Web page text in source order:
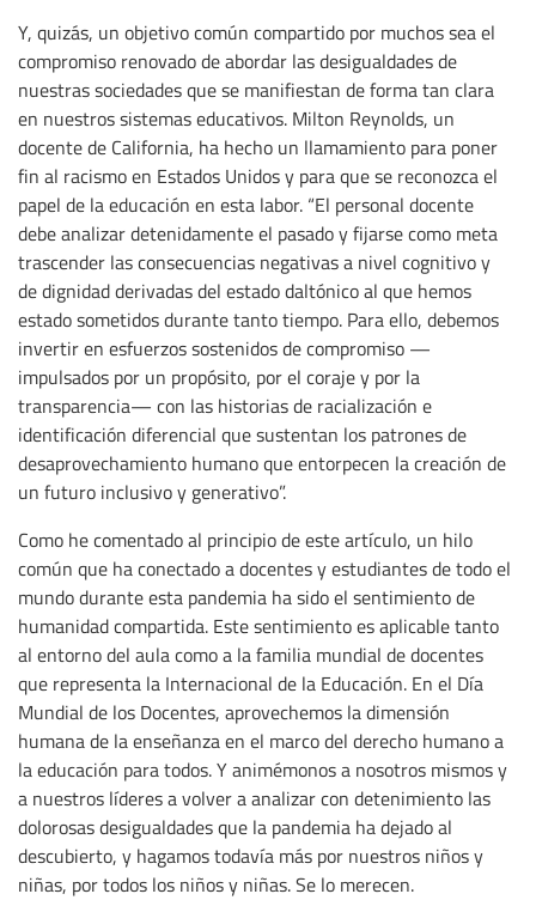
Y, quizás, un objetivo común compartido por muchos sea el
compromiso renovado de abordar las desigualdades de
nuestras sociedades que se manifiestan de forma tan clara
en nuestros sistemas educativos. Milton Reynolds, un
docente de California, ha hecho un llamamiento para poner
fin al racismo en Estados Unidos y para que se reconozca el
papel de la educación en esta labor. “El personal docente
debe analizar detenidamente el pasado y fijarse como meta
trascender las consecuencias negativas a nivel cognitivo y
de dignidad derivadas del estado daltónico al que hemos
estado sometidos durante tanto tiempo. Para ello, debemos
invertir en esfuerzos sostenidos de compromiso —
impulsados por un propósito, por el coraje y por la
transparencia— con las historias de racialización e
identificación diferencial que sustentan los patrones de
desaprovechamiento humano que entorpecen la creación de
un futuro inclusivo y generativo”.
Como he comentado al principio de este artículo, un hilo
común que ha conectado a docentes y estudiantes de todo el
mundo durante esta pandemia ha sido el sentimiento de
humanidad compartida. Este sentimiento es aplicable tanto
al entorno del aula como a la familia mundial de docentes
que representa la Internacional de la Educación. En el Día
Mundial de los Docentes, aprovechemos la dimensión
humana de la enseñanza en el marco del derecho humano a
la educación para todos. Y animémonos a nosotros mismos y
a nuestros líderes a volver a analizar con detenimiento las
dolorosas desigualdades que la pandemia ha dejado al
descubierto, y hagamos todavía más por nuestros niños y
niñas, por todos los niños y niñas. Se lo merecen.